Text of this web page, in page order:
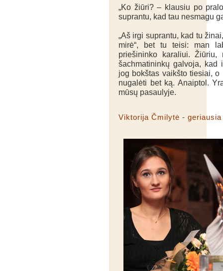
„Ko žiūri? – klausiu po
suprantu, kad tau nesmagu
„Aš irgi suprantu, kad tu
mirė“, bet tu teisi: man
priešininko karaliui.
šachmatininkų galvoja, kad
jog bokštas vaikšto tiesiai,
nugalėti bet ką. Anaiptol.
mūsų pasaulyje.
Viktorija Čmilytė -